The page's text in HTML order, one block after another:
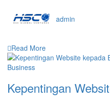
admin
Read More
Business
Kepentingan